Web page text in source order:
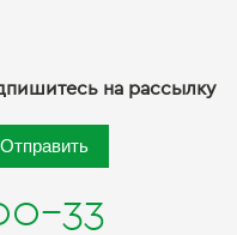
на рассылку
Отправить
33